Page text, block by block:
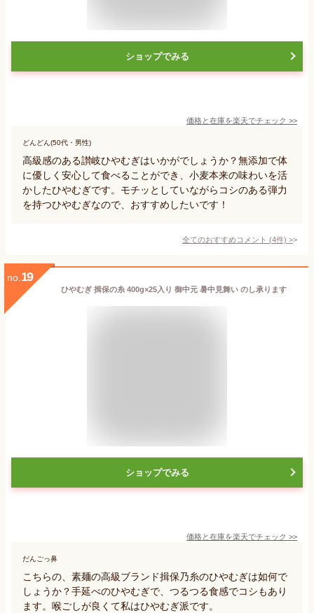
ショップでみる
価格と在庫を楽天でチェック >>
どんどん(50代・男性)
高級感のある讃岐ひやむぎはいかがでしょうか？無添加で体
に優しく安心して食べることができ、小麦本来の味わいを活
かしたひやむぎです。モチッとしていながらコシのある弾力
を持つひやむぎなので、おすすめしたいです！
全てのおすすめコメント (4件) >
no. 19
ひやむぎ 揖保の糸 400g×25入り 御中元 暑中見舞い のし承ります
ショップでみる
価格と在庫を楽天でチェック >>
だんごっ鼻
こちらの、素麺の高級ブランド揖保乃糸のひやむぎは如何で
しょうか？手延べのひやむぎで、つるつる食感でコシもあり
ます。喉ごしが良くて私はひやむぎ派です。